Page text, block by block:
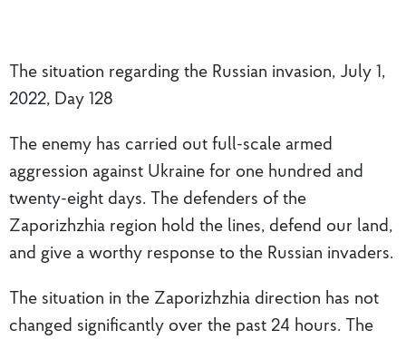
The situation regarding the Russian invasion, July 1,
2022, Day 128
The enemy has carried out full-scale armed
aggression against Ukraine for one hundred and
twenty-eight days. The defenders of the
Zaporizhzhia region hold the lines, defend our land,
and give a worthy response to the Russian invaders.
The situation in the Zaporizhzhia direction has not
changed significantly over the past 24 hours. The